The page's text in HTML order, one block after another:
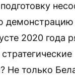
демонстрацию
2020 года
только